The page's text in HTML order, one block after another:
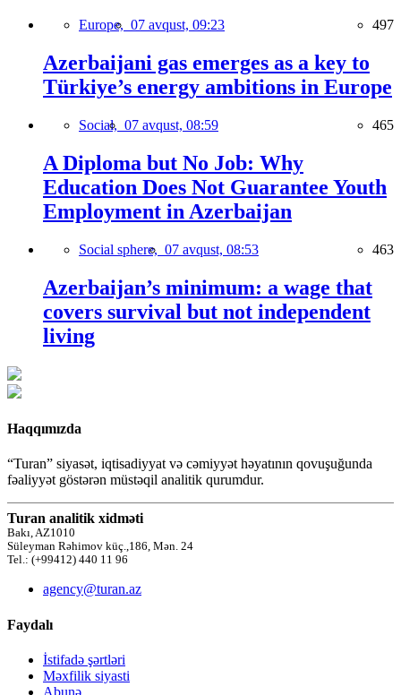
Europe, 07 avqust, 09:23 497
Azerbaijani gas emerges as a key to
Türkiye’s energy ambitions in Europe
Social, 07 avqust, 08:59 465
A Diploma but No Job: Why
Education Does Not Guarantee Youth
Employment in Azerbaijan
Social sphere, 07 avqust, 08:53 463
Azerbaijan’s minimum: a wage that
covers survival but not independent
living
Haqqımızda
“Turan” siyasət, iqtisadiyyat və cəmiyyət həyatının qovuşuğunda
fəaliyyət göstərən müstəqil analitik qurumdur.
Turan analitik xidməti
Bakı, AZ1010
Süleyman Rəhimov küç.,186, Mən. 24
Tel.: (+99412) 440 11 96
agency@turan.az
Faydalı
İstifadə şərtləri
Məxfilik siyasti
Abunə